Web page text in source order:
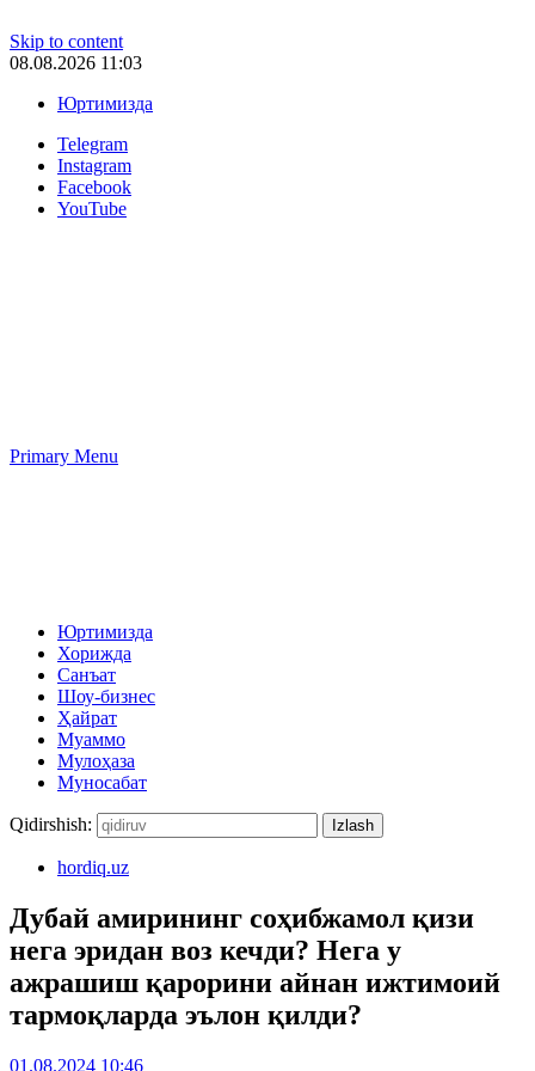
Skip to content
08.08.2026 11:03
Юртимизда
Telegram
Instagram
Facebook
YouTube
Primary Menu
Юртимизда
Хорижда
Санъат
Шоу-бизнес
Ҳайрат
Муаммо
Мулоҳаза
Муносабат
Qidirshish:
hordiq.uz
Дубай амирининг соҳибжамол қизи
нега эридан воз кечди? Нега у
ажрашиш қарорини айнан ижтимоий
тармоқларда эълон қилди?
01.08.2024 10:46